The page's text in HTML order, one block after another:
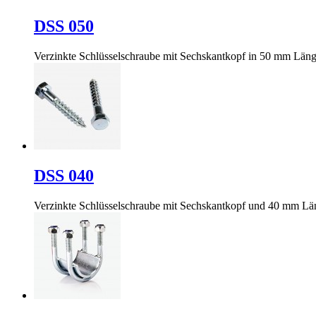
DSS 050
Verzinkte Schlüsselschraube mit Sechskantkopf in 50 mm
DSS 040
Verzinkte Schlüsselschraube mit Sechskantkopf und 40 mm